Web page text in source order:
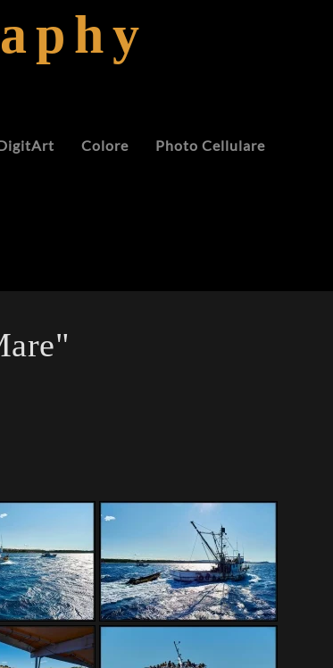
Colore Photo Cellulare